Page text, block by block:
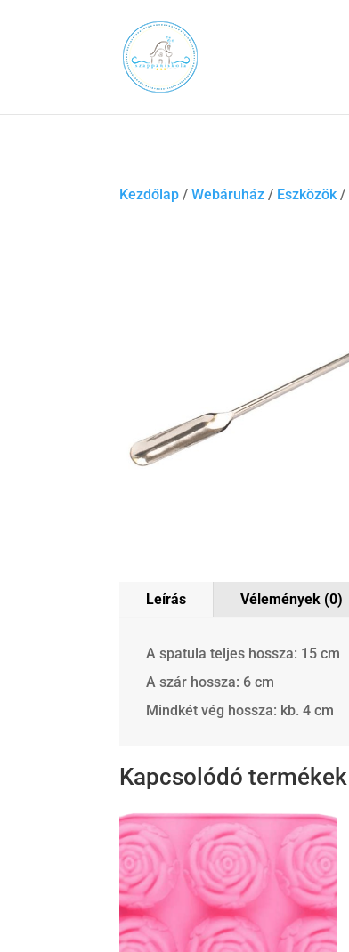
Kezdőlap /Webáruház / Eszközök/
Leírás Vélemények (0)
A spatula teljes hossza: 15 cm
A szár hossza: 6 cm
Mindkét vég hossza: kb. 4 cm
Kapcsolódó termékek